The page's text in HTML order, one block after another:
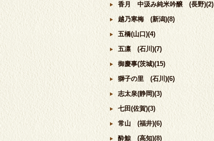
香月 中汲み純米吟醸 (長野)(2)
越乃寒梅 (新潟)(8)
五橋(山口)(4)
五凛 (石川)(7)
御慶事(茨城)(15)
獅子の里 (石川)(6)
志太泉(静岡)(3)
七田(佐賀)(3)
常山 (福井)(6)
酔鯨 (高知)(8)